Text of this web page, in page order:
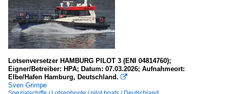
Bagger / dredger
A
H
Barkassen
M
Lotsenversetzer HAMBURG PILOT 3 (ENI 04814760);
Eigner/Betreiber: HPA; Datum: 07.03.2026; Aufnahmeort:
Elbe/Hafen Hamburg, Deutschland. 
Sven Grimpe